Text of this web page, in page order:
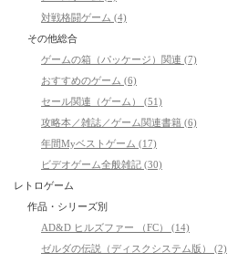
対戦格闘ゲーム (4)
その他総合
ゲームの箱（パッケージ）関連 (7)
おすすめのゲーム (6)
セール関連（ゲーム） (51)
攻略本／雑誌／ゲーム関連書籍 (6)
年間Myベストゲーム (17)
ビデオゲーム全般雑記 (30)
レトロゲーム
作品・シリーズ別
AD&D ヒルズファー （FC） (14)
ゼルダの伝説（ディスクシステム版） (2)